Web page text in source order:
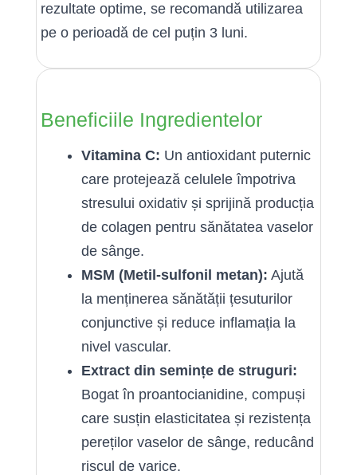
rezultate optime, se recomandă utilizarea
pe o perioadă de cel puțin 3 luni.
Beneficiile Ingredientelor
Vitamina C: Un antioxidant puternic
care protejează celulele împotriva
stresului oxidativ și sprijină producția
de colagen pentru sănătatea vaselor
de sânge.
MSM (Metil-sulfonil metan): Ajută
la menținerea sănătății țesuturilor
conjunctive și reduce inflamația la
nivel vascular.
Extract din semințe de struguri:
Bogat în proantocianidine, compuși
care susțin elasticitatea și rezistența
pereților vaselor de sânge, reducând
riscul de varice.